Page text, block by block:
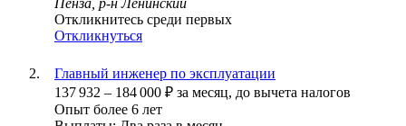
Пенза, р-н Ленинский
Откликнитесь среди первых
Откликнуться
Главный инженер по эксплуатации
137 932 – 184 000 ₽ за месяц, до вычета налогов
Опыт более 6 лет